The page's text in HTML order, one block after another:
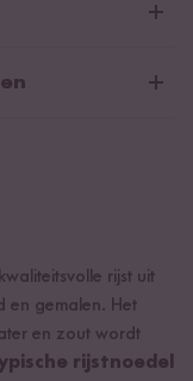
74 g
rijst uit
en gemalen. Het
en zout wordt
rijstnoedel